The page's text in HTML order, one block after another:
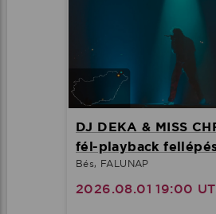
DJ DEKA & MISS
fél-playback
Bés, FALUNAP
2026.08.01 19:00